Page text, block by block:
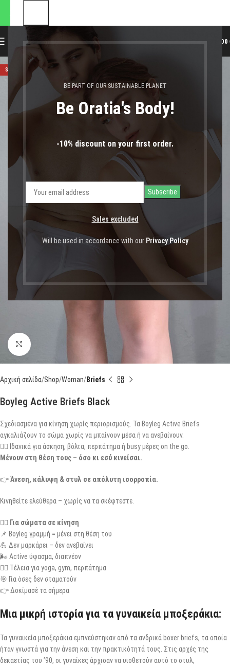
BE PART OF OUR SUSTAINABLE PLANET
Be Oratia's Body!
-10% discount on your first order.
Sales excluded
Will be used in accordance with our Privacy Policy
MENU 0,00
SOLD OUT
Click to enlarge
Αρχική σελίδα Shop Woman Briefs
Boyleg Active Briefs Black
Σχεδιασμένα για κίνηση χωρίς περιορισμούς. Τα Boyleg Active Briefs
αγκαλιάζουν το σώμα χωρίς να μπαίνουν μέσα ή να ανεβαίνουν.
🏋️‍♀️ Ιδανικά για άσκηση, βόλτα, περπάτημα ή busy μέρες on the go.
Μένουν στη θέση τους – όσο κι εσύ κινείσαι.
👉Άνεση, κάλυψη & στυλ σε απόλυτη ισορροπία.
Κινηθείτε ελεύθερα – χωρίς να τα σκέφτεστε.
🏃‍♀️ Για σώματα σε κίνηση
📌 Boyleg γραμμή = μένει στη θέση του
💪 Δεν μαρκάρει – δεν ανεβαίνει
🌬️ Active ύφασμα, διαπνέον
🧘‍♀️ Τέλεια για yoga, gym, περπάτημα
🎯 Για όσες δεν σταματούν
👉 Δοκίμασέ τα σήμερα
Μια μικρή ιστορία για τα γυναικεία μποξεράκια:
Τα γυναικεία μποξεράκια εμπνεύστηκαν από τα ανδρικά boxer briefs, τα οποία
ήταν γνωστά για την άνεση και την πρακτικότητά τους. Στις αρχές της
δεκαετίας του ’90, οι γυναίκες άρχισαν να υιοθετούν αυτό το στυλ,
θα